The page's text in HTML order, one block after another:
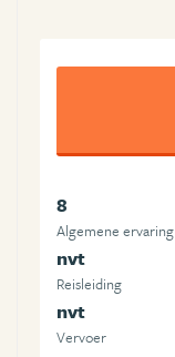
8
Algemene ervaring
nvt
Reisleiding
nvt
Vervoer